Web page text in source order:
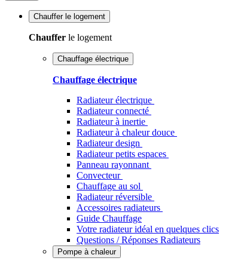
Chauffer le logement
Chauffer le logement
Chauffage électrique
Chauffage électrique
Radiateur électrique
Radiateur connecté
Radiateur à inertie
Radiateur à chaleur douce
Radiateur design
Radiateur petits espaces
Panneau rayonnant
Convecteur
Chauffage au sol
Radiateur réversible
Accessoires radiateurs
Guide Chauffage
Votre radiateur idéal en quelques clics
Questions / Réponses Radiateurs
Pompe à chaleur